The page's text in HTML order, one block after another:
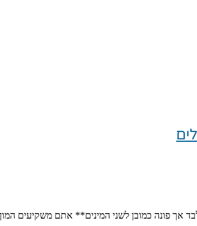
אך פונה כמובן לשני המינים** אתם משקיעים